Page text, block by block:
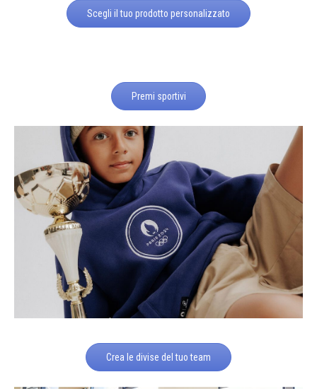
Scegli il tuo prodotto personalizzato
Premi sportivi
Crea le divise del tuo team